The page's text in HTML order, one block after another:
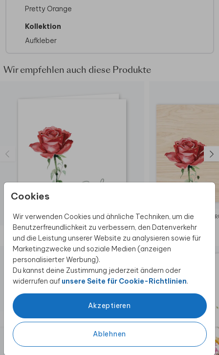
Cookies
Wir verwenden Cookies und ähnliche Techniken, um die
Benutzerfreundlichkeit zu verbessern, den Datenverkehr
und die Leistung unserer Website zu analysieren sowie für
Marketingzwecke und soziale Medien (anzeigen
personalisierter Werbung).
Du kannst deine Zustimmung jederzeit ändern oder
widerrufen auf unsere Seite für Cookie-Richtlinien.
Akzeptieren
Ablehnen
Pretty Orange
Kollektion
Aufkleber
Wir empfehlen auch diese Produkte
Diese Produkte könnten dir auch gefallen